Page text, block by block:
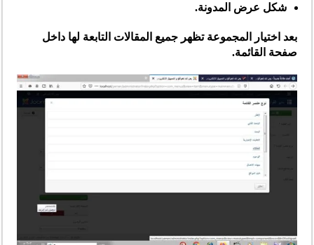
شكل عرض المدونة.
بعد اختيار المجموعة تظهر جميع المقالات التابعة لها داخل
صفحة القائمة.